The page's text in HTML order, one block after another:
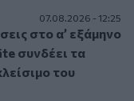
07.08.2026 - 12:25
στο α’ εξάμηνο
συνδέει τα
του